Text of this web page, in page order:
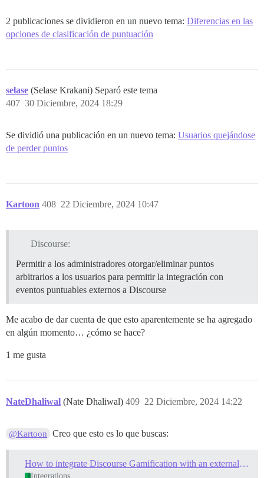
2 publicaciones se dividieron en un nuevo tema: Diferencias en las
opciones de clasificación de puntuación
selase (Selase Krakani) Separó este tema
30 Diciembre, 2024 18:29
407
Se dividió una publicación en un nuevo tema: Usuarios quejándose
de perder puntos
Kartoon 22 Diciembre, 2024 10:47
408
Discourse:
Permitir a los administradores otorgar/eliminar puntos
arbitrarios a los usuarios para permitir la integración con
eventos puntuables externos a Discourse
Me acabo de dar cuenta de que esto aparentemente se ha agregado
en algún momento… ¿cómo se hace?
1 me gusta
NateDhaliwal (Nate Dhaliwal) 22 Diciembre, 2024 14:22
409
@Kartoon Creo que esto es lo que buscas:
How to integrate Discourse Gamification with an external system (redeem and award points)
Integrations